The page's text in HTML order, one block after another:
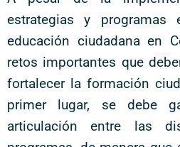
estrategias y
educación ciudadana en
retos importantes que
fortalecer la formación
primer lugar, se debe
articulación entre las